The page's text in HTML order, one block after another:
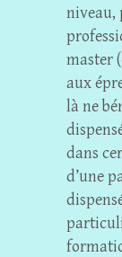
niveau,
master
aux
là ne
dans
d’une